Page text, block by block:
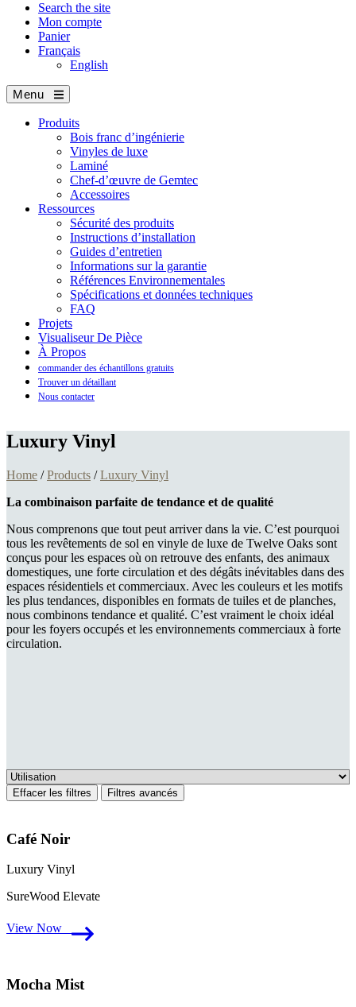
Search the site
Mon compte
Panier
Français
English
Menu
Produits
Bois franc d’ingénierie
Vinyles de luxe
Laminé
Chef-d’œuvre de Gemtec
Accessoires
Ressources
Sécurité des produits
Instructions d’installation
Guides d’entretien
Informations sur la garantie
Références Environnementales
Spécifications et données techniques
FAQ
Projets
Visualiseur De Pièce
À Propos
commander des échantillons gratuits
Trouver un détaillant
Nous contacter
Luxury Vinyl
Home /Products /Luxury Vinyl
La combinaison parfaite de tendance et de qualité
Nous comprenons que tout peut arriver dans la vie. C’est pourquoi
tous les revêtements de sol en vinyle de luxe de Twelve Oaks sont
conçus pour les espaces où on retrouve des enfants, des animaux
domestiques, une forte circulation et des dégâts inévitables dans des
espaces résidentiels et commerciaux. Avec les couleurs et les motifs
les plus tendances, disponibles en formats de tuiles et de planches,
nous combinons tendance et qualité. C’est vraiment le choix idéal
pour les foyers occupés et les environnements commerciaux à forte
circulation.
Effacer les filtres Filtres avancés
Café Noir
Luxury Vinyl
SureWood Elevate
View Now
Mocha Mist